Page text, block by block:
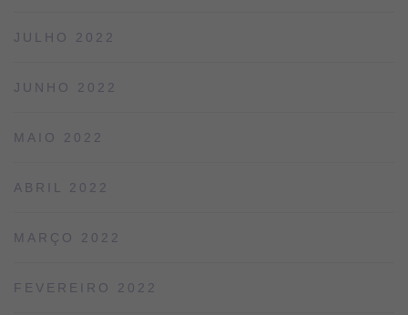
JULHO 2022
JUNHO 2022
MAIO 2022
ABRIL 2022
MARÇO 2022
FEVEREIRO 2022